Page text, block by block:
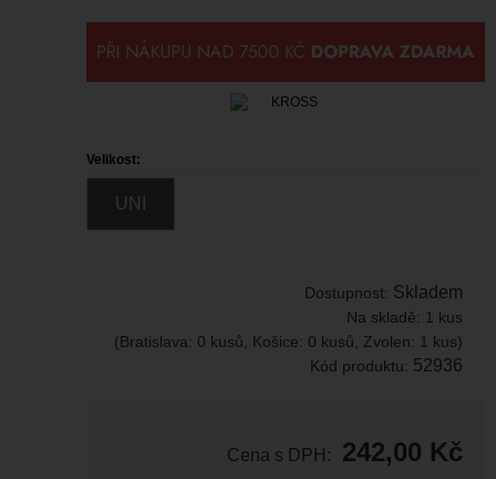
Velikost:
UNI
Dostupnost: Skladem
Na skladě: 1 kus
(Bratislava: 0 kusů, Košice: 0 kusů, Zvolen: 1 kus)
Kód produktu: 52936
Cena s DPH: 242,00 Kč